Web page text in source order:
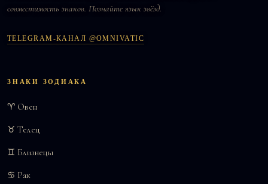
совместимость знаков. Познайте язык звёзд.
TELEGRAM-КАНАЛ @OMNIVATIC
ЗНАКИ ЗОДИАКА
♈ Овен
♉ Телец
♊ Близнецы
♋ Рак